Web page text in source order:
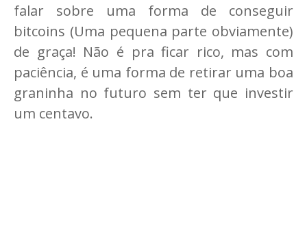
falar sobre uma forma de conseguir
bitcoins (Uma pequena parte obviamente)
de graça! Não é pra ficar rico, mas com
paciência, é uma forma de retirar uma boa
graninha no futuro sem ter que investir
um centavo.